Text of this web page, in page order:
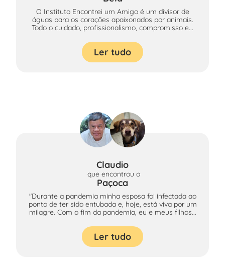
O Instituto Encontrei um Amigo é um divisor de
águas para os corações apaixonados por animais.
Todo o cuidado, profissionalismo, compromisso e...
Ler tudo
Claudio
que encontrou o
Paçoca
"Durante a pandemia minha esposa foi infectada ao
ponto de ter sido entubada e, hoje, está viva por um
milagre. Com o fim da pandemia, eu e meus filhos...
Ler tudo